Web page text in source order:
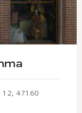
12, 47160